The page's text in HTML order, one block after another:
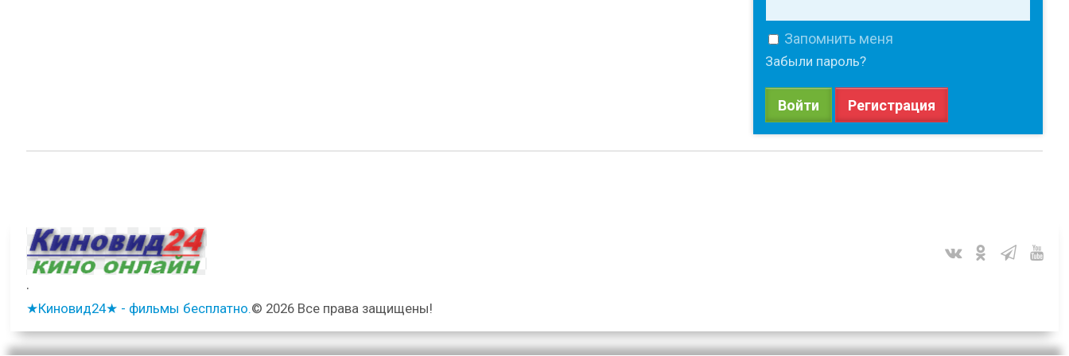
Запомнить меня
Забыли пароль?
Войти Регистрация
.
★Киновид24★ - фильмы бесплатно.© 2026 Все права защищены!